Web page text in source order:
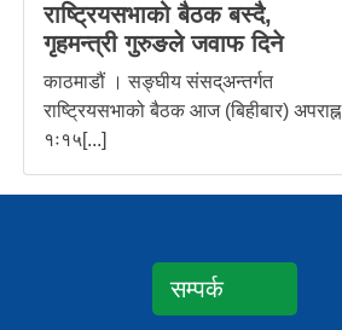
राष्ट्रियसभाको बैठक बस्दै,
गृहमन्त्री गुरुङले जवाफ दिने
काठमाडौं । सङ्घीय संसद्अन्तर्गत
राष्ट्रियसभाको बैठक आज (बिहीबार) अपराह्न
१ः१५[...]
सम्पर्क